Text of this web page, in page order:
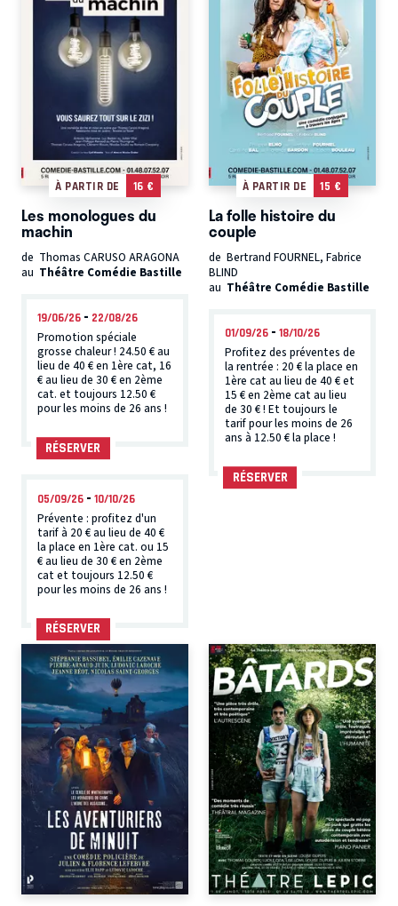
À PARTIR DE 16 €
Les monologues du
machin
de Thomas CARUSO ARAGONA
au Théâtre Comédie Bastille
19/06/26 - 22/08/26
Promotion spéciale
grosse chaleur ! 24.50 € au
lieu de 40 € en 1ère cat, 16
€ au lieu de 30 € en 2ème
cat. et toujours 12.50 €
pour les moins de 26 ans !
RÉSERVER
05/09/26 -10/10/26
Prévente : profitez d'un
tarif à 20 € au lieu de 40 €
la place en 1ère cat. ou 15
€ au lieu de 30 € en 2ème
cat et toujours 12.50 €
pour les moins de 26 ans !
RÉSERVER
À PARTIR DE 15 €
La folle histoire du
couple
de Bertrand FOURNEL, Fabrice
BLIND
au Théâtre Comédie Bastille
01/09/26- 18/10/26
Profitez des préventes de
la rentrée : 20 € la place en
1ère cat au lieu de 40 € et
15 € en 2ème cat au lieu
de 30 € ! Et toujours le
tarif pour les moins de 26
ans à 12.50 € la place !
RÉSERVER